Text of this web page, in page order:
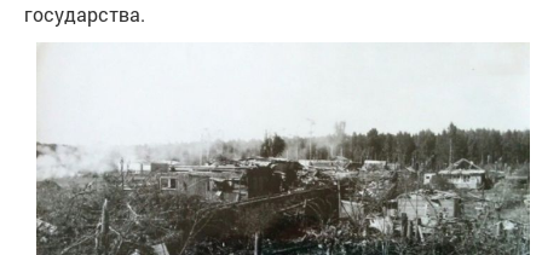
государства.